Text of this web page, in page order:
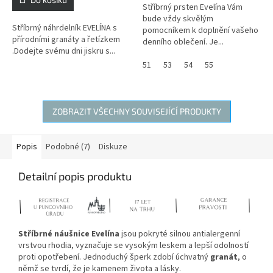
hvězdiček.
Stříbrný náhrdelník EVELÍNA s
přírodními granáty a řetízkem
.Dodejte svému dni jiskru s...
Stříbrný prsten Evelína Vám
bude vždy skvělým
pomocníkem k doplnění vašeho
denního oblečení. Je...
51
53 54 55
ZOBRAZIT VŠECHNY SOUVISEJÍCÍ PRODUKTY
Popis Podobné (7) Diskuze
Detailní popis produktu
Stříbrné náušnice Evelína jsou pokryté silnou antialergenní
vrstvou rhodia, vyznačuje se vysokým leskem a lepší odolností
proti opotřebení. Jednoduchý šperk zdobí úchvatný granát, o
němž se tvrdí, že je kamenem života a lásky.